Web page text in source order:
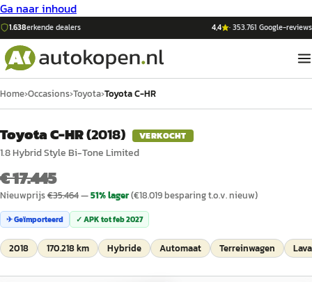
Ga naar inhoud
1.638erkende dealers 4,4 ·353.761 Google-reviews
Home›Occasions›Toyota›Toyota C-HR
Toyota C-HR(2018) VERKOCHT
1.8 Hybrid Style Bi-Tone Limited
€ 17.445
Nieuwprijs€35.464—51% lager(€18.019besparing t.o.v. nieuw)
✈ Geïmporteerd ✓ APK totfeb 2027
2018 170.218 km Hybride Automaat Terreinwagen